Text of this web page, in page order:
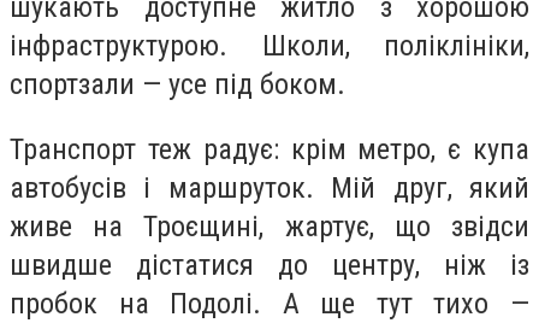
шукають доступне житло з хорошою
інфраструктурою. Школи, поліклініки,
спортзали — усе під боком.
Транспорт теж радує: крім метро, є купа
автобусів і маршруток. Мій друг, який
живе на Троєщині, жартує, що звідси
швидше дістатися до центру, ніж із
пробок на Подолі. А ще тут тихо —